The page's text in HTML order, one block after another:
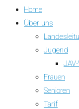
Home
Über uns
Jugend
Frauen
Senioren
Tarif